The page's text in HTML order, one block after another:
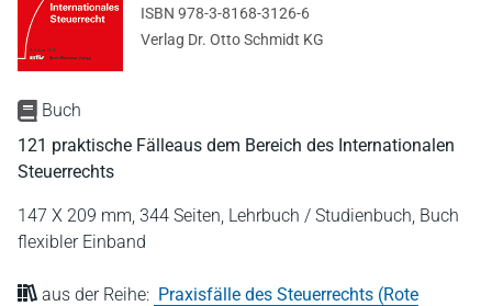
Buch
121 praktische Fälleaus dem Bereich des Internationalen
Steuerrechts
147 X 209 mm, 344 Seiten, Lehrbuch / Studienbuch, Buch
flexibler Einband
aus der Reihe: Praxisfälle des Steuerrechts (Rote
ISBN 978-3-8168-3126-6
Verlag Dr. Otto Schmidt KG